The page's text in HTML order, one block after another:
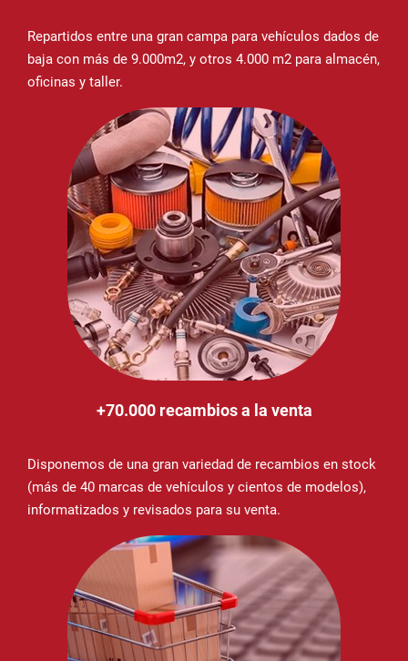
Repartidos entre una gran campa para vehículos dados de
baja con más de 9.000m2, y otros 4.000 m2 para almacén,
oficinas y taller.
+70.000 recambios a la venta
Disponemos de una gran variedad de recambios en stock
(más de 40 marcas de vehículos y cientos de modelos),
informatizados y revisados para su venta.